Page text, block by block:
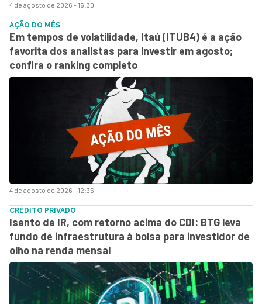
4 de agosto de 2026 - 16:30
4 de agosto de 2026 - 12:36
AÇÃO DO MÊS
Em tempos de volatilidade, Itaú (ITUB4) é a ação
favorita dos analistas para investir em agosto;
confira o ranking completo
CRÉDITO PRIVADO
Isento de IR, com retorno acima do CDI: BTG leva
fundo de infraestrutura à bolsa para investidor de
olho na renda mensal